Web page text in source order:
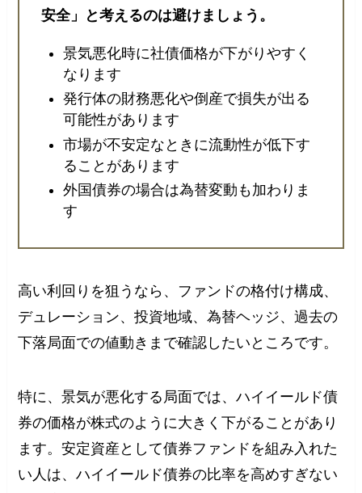
安全」と考えるのは避けましょう。
景気悪化時に社債価格が下がりやすく
なります
発行体の財務悪化や倒産で損失が出る
可能性があります
市場が不安定なときに流動性が低下す
ることがあります
外国債券の場合は為替変動も加わりま
す
高い利回りを狙うなら、ファンドの格付け構成、
デュレーション、投資地域、為替ヘッジ、過去の
下落局面での値動きまで確認したいところです。
特に、景気が悪化する局面では、ハイイールド債
券の価格が株式のように大きく下がることがあり
ます。安定資産として債券ファンドを組み入れた
い人は、ハイイールド債券の比率を高めすぎない